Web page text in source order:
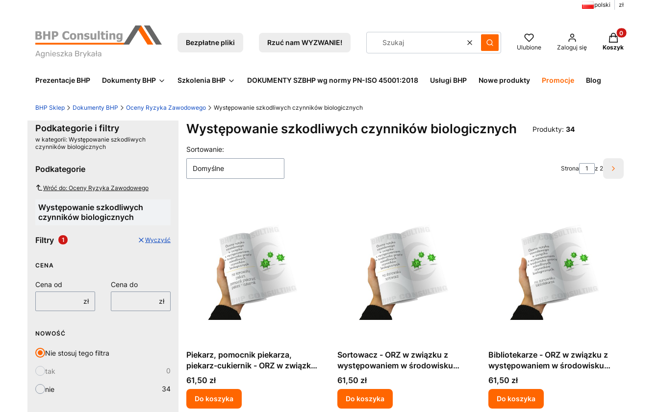
polski zł
Bezpłatne pliki Rzuć nam WYZWANIE! WyczyśćSzukaj Ulubione Zaloguj się
Produkty w
Koszyk
Prezentacje BHP Dokumenty BHP Szkolenia BHP DOKUMENTY SZBHP wg normy PN-ISO 45001:2018 Usługi BHP Nowe produkty Promocje Blog
BHP Sklep Dokumenty BHP Oceny Ryzyka Zawodowego Występowanie szkodliwych czynników biologicznych
Podkategorie i filtry
w kategorii: Występowanie szkodliwych
czynników biologicznych
Podkategorie
Wróć do: Oceny Ryzyka Zawodowego
Występowanie szkodliwych
czynników biologicznych
Filtry Wyczyść
CENA
Cena od
zł
Cena do
zł
NOWOŚĆ
Nie stosuj tego filtra
tak 0
nie 34
Występowanie szkodliwych czynników biologicznych Produkty: 34
Lista produktów
Sortowanie:
Domyślne Strona z 2 Następne
Piekarz, pomocnik piekarza,
piekarz-cukiernik - ORZ w związku
z występowaniem w środowisku
pracy szkodliwych czynników
biologicznych
Cena
61,50 zł
Do koszyka
Sortowacz - ORZ w związku z
występowaniem w środowisku
pracy szkodliwych czynników
biologicznych
Cena
61,50 zł
Do koszyka
Bibliotekarze - ORZ w związku z
występowaniem w środowisku
pracy szkodliwych czynników
biologicznych
Cena
61,50 zł
Do koszyka